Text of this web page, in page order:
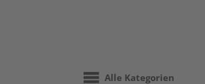
Alle Kategorien